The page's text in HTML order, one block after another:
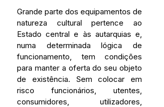
Grande parte dos equipamentos de
natureza cultural pertence ao
Estado central e às autarquias e,
numa determinada lógica de
funcionamento, tem condições
para manter a oferta do seu objeto
de existência. Sem colocar em
risco funcionários, utentes,
consumidores, utilizadores,